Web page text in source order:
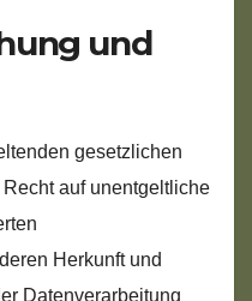
und
gesetzlichen
auf unentgeltliche
Herkunft und
Datenverarbeitung